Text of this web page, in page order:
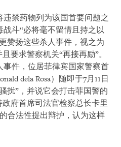
禁药物列为该国首要问题之
斗“必将毫不留情且持之以
赞扬这些杀人事件，视之为
要求警察机关“再接再励”。
件，位居菲律宾国家警察首
dela Rosa）随即于7月11日
扰”，并说它会打击菲国警的
府首席司法官检察总长卡里
合法性提出辩护，认为这样